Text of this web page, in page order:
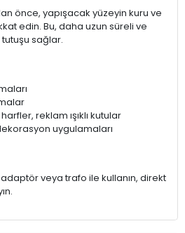
önce, yapışacak yüzeyin kuru ve
edin. Bu, daha uzun süreli ve
sağlar.
reklam ışıklı kutular
uygulamaları
veya trafo ile kullanın, direkt